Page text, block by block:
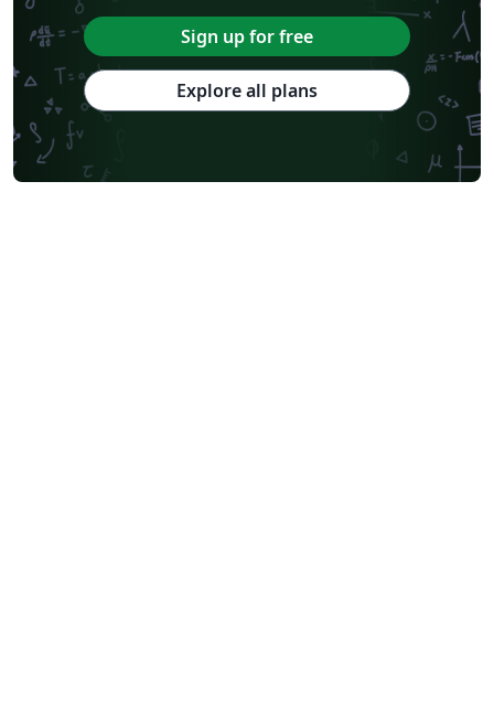
Sign up for free
Explore all plans